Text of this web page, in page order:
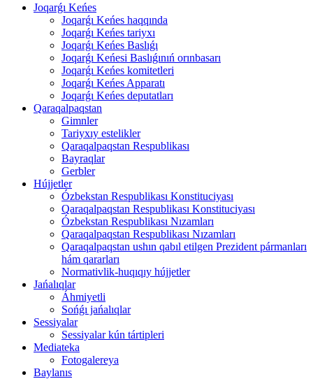
Joqarǵı Keńes
Joqarǵı Keńes haqqında
Joqarǵı Keńes tariyxı
Joqarǵı Keńes Baslıǵı
Joqarǵı Keńesi Baslıǵınıń orınbasarı
Joqarǵı Keńes komitetleri
Joqarǵı Keńes Apparatı
Joqarǵı Keńes deputatları
Qaraqalpaqstan
Gimnler
Tariyxıy estelikler
Qaraqalpaqstan Respublikası
Bayraqlar
Gerbler
Hújjetler
Ózbekstan Respublikası Konstituciyası
Qaraqalpaqstan Respublikası Konstituciyası
Ózbekstan Respublikası Nızamları
Qaraqalpaqstan Respublikası Nızamları
Qaraqalpaqstan ushın qabıl etilgen Prezident pármanları
hám qararları
Normativlik-huqıqıy hújjetler
Jańalıqlar
Áhmiyetli
Sońǵı jańalıqlar
Sessiyalar
Sessiyalar kún tártipleri
Mediateka
Fotogalereya
Baylanıs